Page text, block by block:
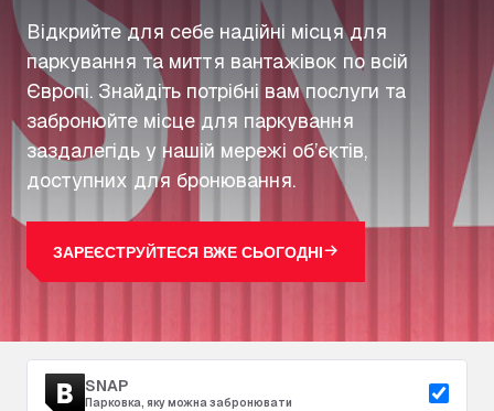
Відкрийте для себе надійні місця для
паркування та миття вантажівок по всій
Європі. Знайдіть потрібні вам послуги та
забронюйте місце для паркування
заздалегідь у нашій мережі об’єктів,
доступних для бронювання.
ЗАРЕЄСТРУЙТЕСЯ ВЖЕ СЬОГОДНІ
SNAP
Парковка, яку можна забронювати